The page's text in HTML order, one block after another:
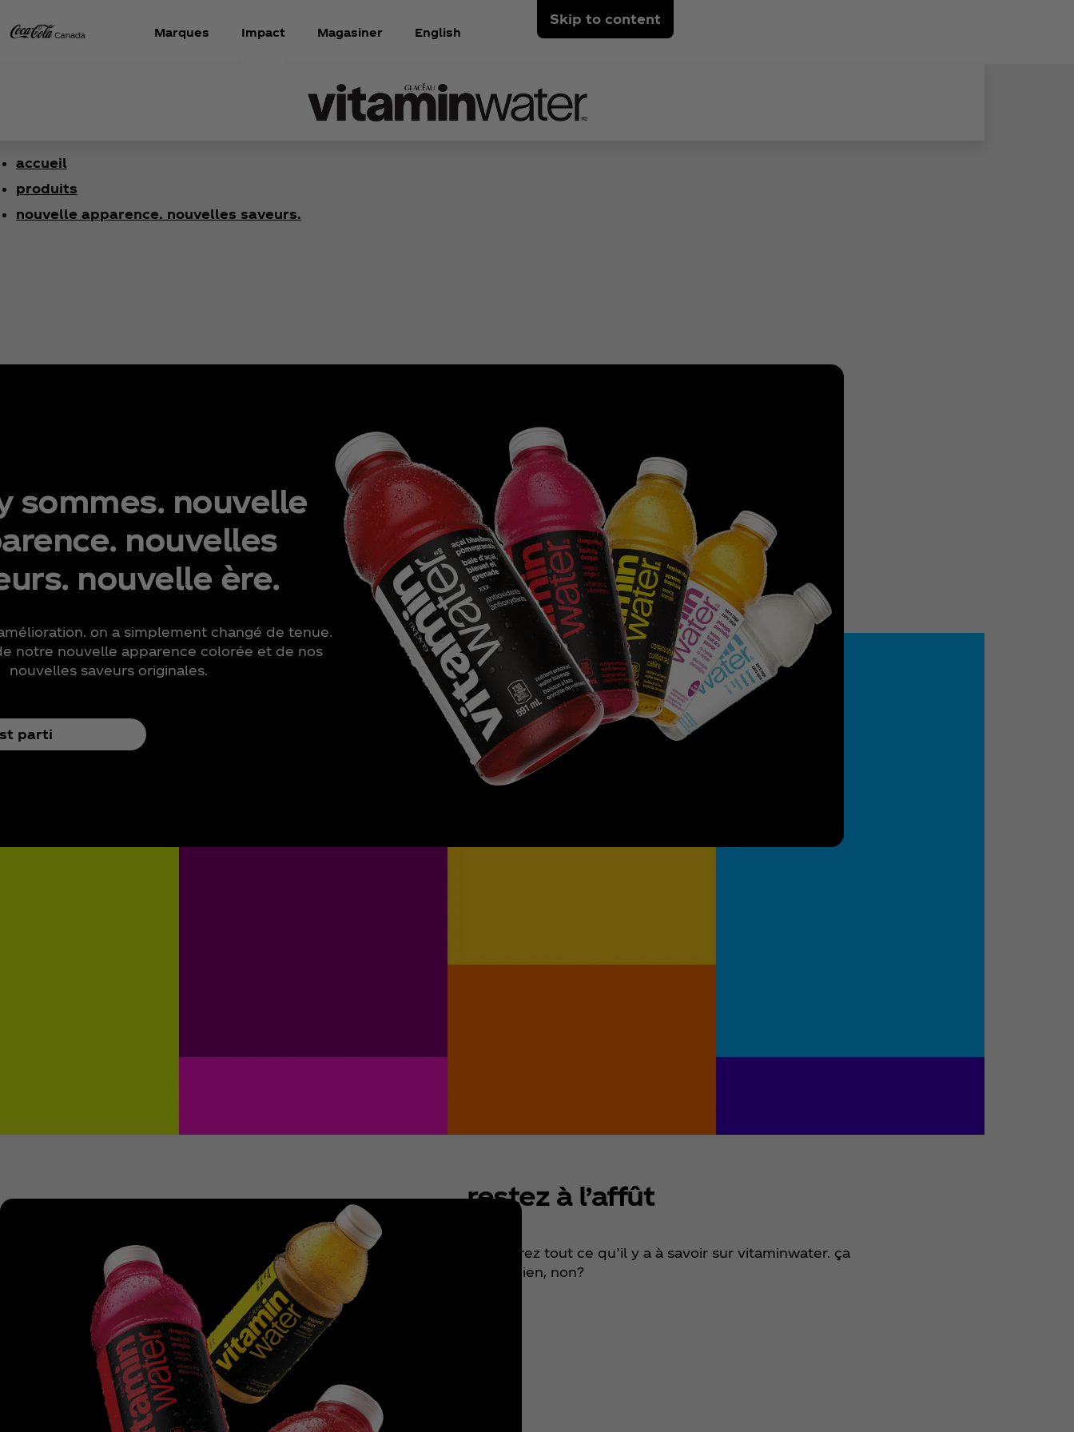
Skip to content
Marques Impact Magasiner English
accueil
produits
nouvelle apparence. nouvelles saveurs.
sommes. nouvelle
nouvelles
nouvelle ère.
on a simplement changé de tenue.
notre nouvelle apparence colorée et de nos
nouvelles saveurs originales.
parti
restez à l’affût
découvrez tout ce qu’il y a à savoir sur vitaminwater. ça
sonne bien, non?